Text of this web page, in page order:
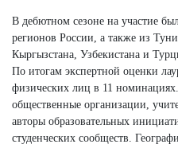
В дебютном сезоне на участие
регионов России, а также из
Кыргызстана, Узбекистана и
По итогам экспертной оценки
физических лиц в 11
общественные организации,
авторы образовательных
студенческих сообществ.